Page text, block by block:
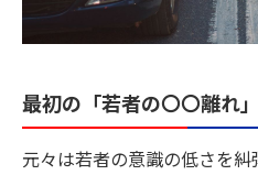
最初の「若者の〇〇離れ」
元々は若者の意識の低さを